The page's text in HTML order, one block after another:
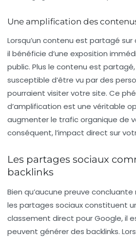
Une amplification des
Lorsqu’un contenu est partagé sur
il bénéficie d’une exposition
public. Plus le contenu est
susceptible d’être vu par des
pourraient visiter votre site. Ce
d’amplification est une véritable
augmenter le trafic organique de
conséquent, l’impact direct sur
Les partages sociaux
backlinks
Bien qu’aucune preuve
les partages sociauxconstituent
classement direct pour Google, il
peuvent générer des backlinks.